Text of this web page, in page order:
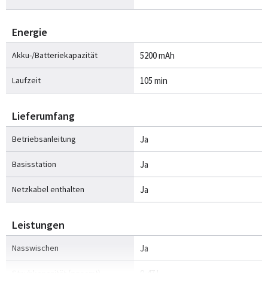
Energie
Akku-/Batteriekapazität 5200 mAh
Laufzeit 105 min
Lieferumfang
Betriebsanleitung Ja
Basisstation Ja
Netzkabel enthalten Ja
Leistungen
Nasswischen Ja